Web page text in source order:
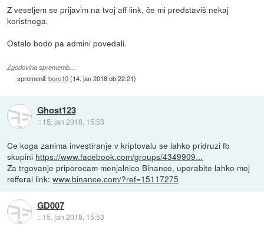
Z veseljem se prijavim na tvoj aff link, če mi predstaviš nekaj
koristnega.
Ostalo bodo pa admini povedali.
Zgodovina sprememb…
spremenil:boro10(14. jan 2018 ob 22:21)
Ghost123
:: 15. jan 2018, 15:53
Ce koga zanima investiranje v kriptovalu se lahko pridruzi fb
skupini https://www.facebook.com/groups/4349909...
Za trgovanje priporocam menjalnico Binance, uporabite lahko moj
refferal link:www.binance.com/?ref=15117275
GD007
:: 15. jan 2018, 15:53